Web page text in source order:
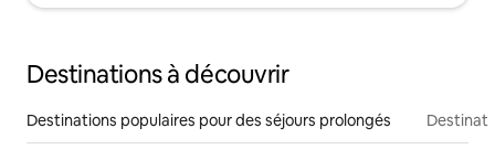
Destinations à découvrir
Destinations populaires pour des séjours prolongés